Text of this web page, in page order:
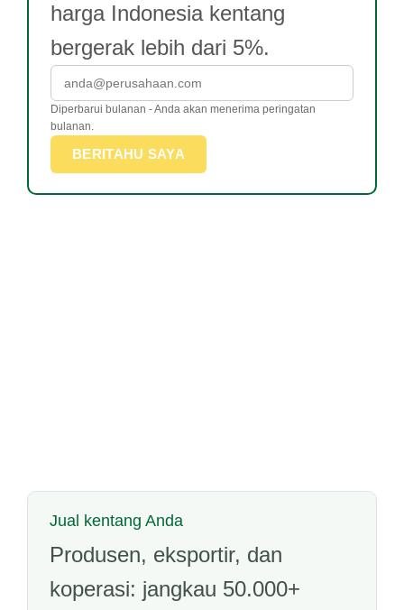
harga Indonesia kentang
bergerak lebih dari 5%.
Diperbarui bulanan - Anda akan menerima peringatan
bulanan.
BERITAHU SAYA
Jual kentang Anda
Produsen, eksportir, dan
koperasi: jangkau 50.000+